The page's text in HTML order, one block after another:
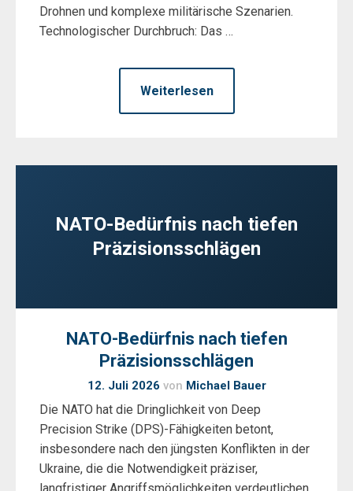
Drohnen und komplexe militärische Szenarien.
Technologischer Durchbruch: Das …
Weiterlesen
NATO-Bedürfnis nach tiefen
Präzisionsschlägen
NATO-Bedürfnis nach tiefen
Präzisionsschlägen
12. Juli 2026 von Michael Bauer
Die NATO hat die Dringlichkeit von Deep
Precision Strike (DPS)-Fähigkeiten betont,
insbesondere nach den jüngsten Konflikten in der
Ukraine, die die Notwendigkeit präziser,